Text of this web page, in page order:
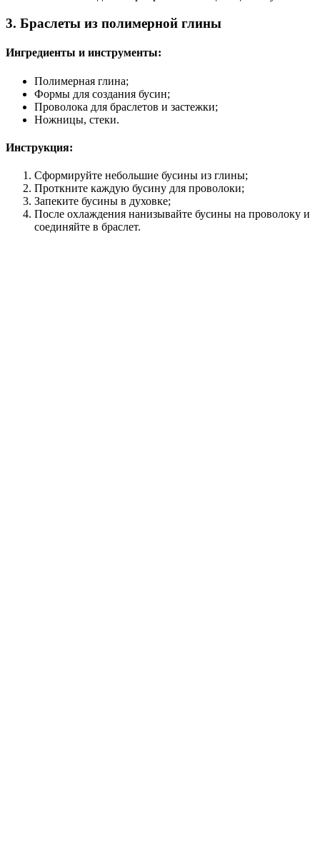
3. Браслеты из полимерной глины
Ингредиенты и инструменты:
Полимерная глина;
Формы для создания бусин;
Проволока для браслетов и застежки;
Ножницы, стеки.
Инструкция:
Сформируйте небольшие бусины из глины;
Проткните каждую бусину для проволоки;
Запеките бусины в духовке;
После охлаждения нанизывайте бусины на проволоку и
соединяйте в браслет.